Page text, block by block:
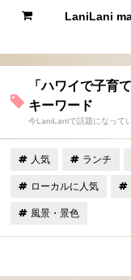
LaniLani
「ハワイで子育
キーワード
今LaniLaniで話題になって
人気 ランチ
ローカルに人気
風景・景色